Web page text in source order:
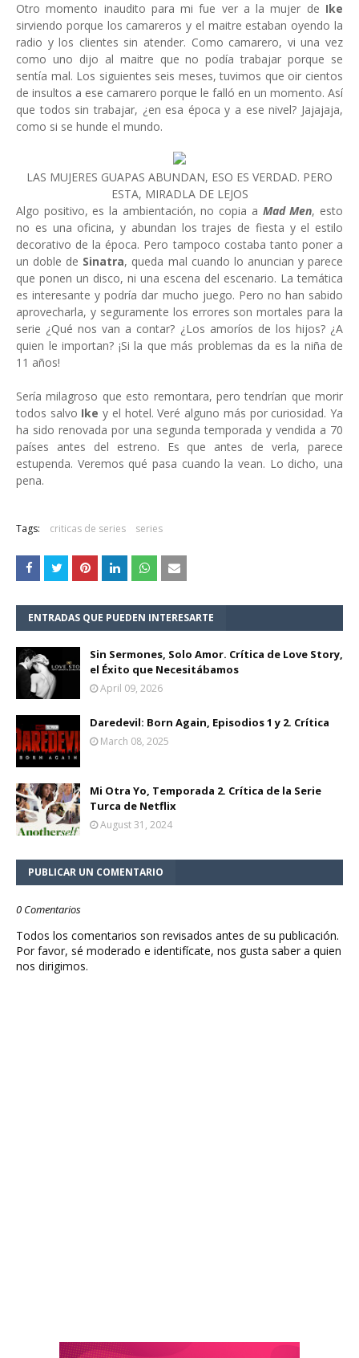
Otro momento inaudito para mi fue ver a la mujer de Ike
sirviendo porque los camareros y el maitre estaban oyendo la
radio y los clientes sin atender. Como camarero, vi una vez
como uno dijo al maitre que no podía trabajar porque se
sentía mal. Los siguientes seis meses, tuvimos que oir cientos
de insultos a ese camarero porque le falló en un momento. Así
que todos sin trabajar, ¿en esa época y a ese nivel? Jajajaja,
como si se hunde el mundo.
LAS MUJERES GUAPAS ABUNDAN, ESO ES VERDAD. PERO
ESTA, MIRADLA DE LEJOS
Algo positivo, es la ambientación, no copia a Mad Men, esto
no es una oficina, y abundan los trajes de fiesta y el estilo
decorativo de la época. Pero tampoco costaba tanto poner a
un doble de Sinatra, queda mal cuando lo anuncian y parece
que ponen un disco, ni una escena del escenario. La temática
es interesante y podría dar mucho juego. Pero no han sabido
aprovecharla, y seguramente los errores son mortales para la
serie ¿Qué nos van a contar? ¿Los amoríos de los hijos? ¿A
quien le importan? ¡Si la que más problemas da es la niña de
11 años!
Sería milagroso que esto remontara, pero tendrían que morir
todos salvo Ikey el hotel. Veré alguno más por curiosidad. Ya
ha sido renovada por una segunda temporada y vendida a 70
países antes del estreno. Es que antes de verla, parece
estupenda. Veremos qué pasa cuando la vean. Lo dicho, una
pena.
Tags: criticas de series series
ENTRADAS QUE PUEDEN INTERESARTE
Sin Sermones, Solo Amor. Crítica de Love Story,
el Éxito que Necesitábamos
April 09, 2026
Daredevil: Born Again, Episodios 1 y 2. Crítica
March 08, 2025
Mi Otra Yo, Temporada 2. Crítica de la Serie
Turca de Netflix
August 31, 2024
PUBLICAR UN COMENTARIO
0 Comentarios
Todos los comentarios son revisados antes de su publicación.
Por favor, sé moderado e identifícate, nos gusta saber a quien
nos dirigimos.